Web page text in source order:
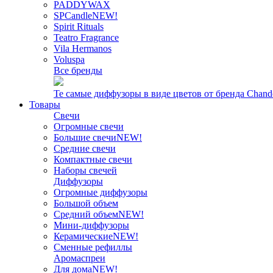
PADDYWAX
SPCandleNEW!
Spirit Rituals
Teatro Fragrance
Vila Hermanos
Voluspa
Все бренды
Те самые диффузоры в виде цветов от бренда
Товары
Свечи
Огромные свечи
Большие свечиNEW!
Средние свечи
Компактные свечи
Наборы свечей
Диффузоры
Огромные диффузоры
Большой объем
Средний объемNEW!
Мини-диффузоры
КерамическиеNEW!
Сменные рефиллы
Аромаспреи
Для домаNEW!